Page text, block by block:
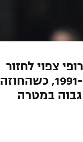
צפוי לחזור
לקבוצה בה החל את הקריירה וזכה בגביע היבשתי ב-1991, כשהחוזה
גבוה במטרה